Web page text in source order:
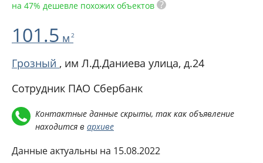
на 47% дешевле похожих объектов ?
101.5 м 2
Грозный , им Л.Д.Даниева улица, д.24
Сотрудник ПАО Сбербанк
Контактные данные скрыты, так как объявление
находится в архиве
Данные актуальны на 15.08.2022